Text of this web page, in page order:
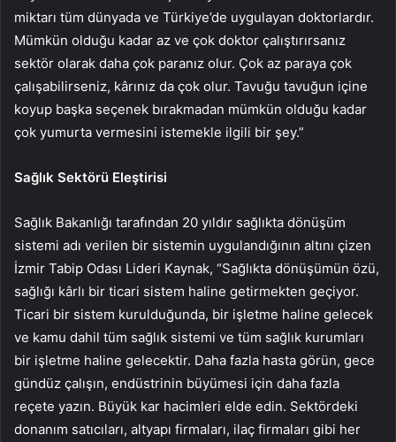
miktarı tüm dünyada ve Türkiye’de uygulayan doktorlardır.
Mümkün olduğu kadar az ve çok doktor çalıştırırsanız
sektör olarak daha çok paranız olur. Çok az paraya çok
çalışabilirseniz, kârınız da çok olur. Tavuğu tavuğun içine
koyup başka seçenek bırakmadan mümkün olduğu kadar
çok yumurta vermesini istemekle ilgili bir şey.”
Sağlık Sektörü Eleştirisi
Sağlık Bakanlığı tarafından 20 yıldır sağlıkta dönüşüm
sistemi adı verilen bir sistemin uygulandığının altını çizen
İzmir Tabip Odası Lideri Kaynak, “Sağlıkta dönüşümün özü,
sağlığı kârlı bir ticari sistem haline getirmekten geçiyor.
Ticari bir sistem kurulduğunda, bir işletme haline gelecek
ve kamu dahil tüm sağlık sistemi ve tüm sağlık kurumları
bir işletme haline gelecektir. Daha fazla hasta görün, gece
gündüz çalışın, endüstrinin büyümesi için daha fazla
reçete yazın. Büyük kar hacimleri elde edin. Sektördeki
donanım satıcıları, altyapı firmaları, ilaç firmaları gibi her